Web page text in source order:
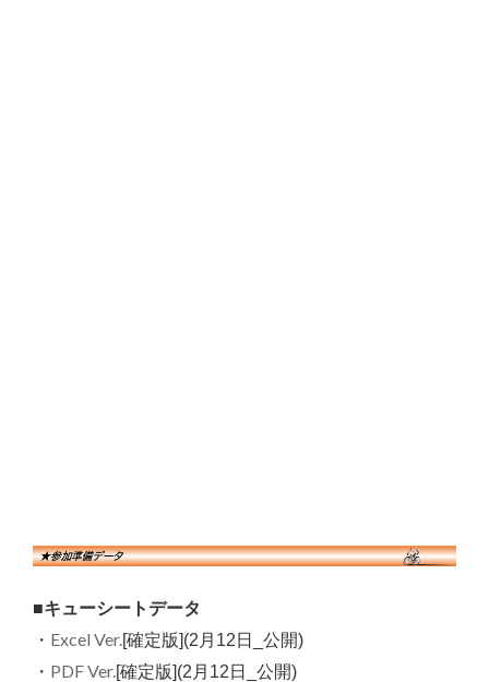
■キューシートデータ
・ Excel Ver. [確定版](2月12日_公開)
・ PDF Ver. [確定版](2月12日_公開)